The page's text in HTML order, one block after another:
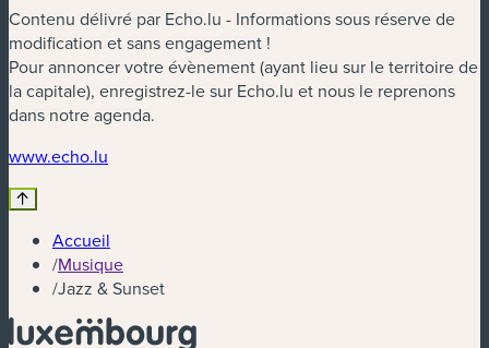
Contenu délivré par Echo.lu - Informations sous réserve de
modification et sans engagement !
Pour annoncer votre évènement (ayant lieu sur le territoire de
la capitale), enregistrez-le sur Echo.lu et nous le reprenons
dans notre agenda.
www.echo.lu
Accueil
/Musique
/Jazz & Sunset